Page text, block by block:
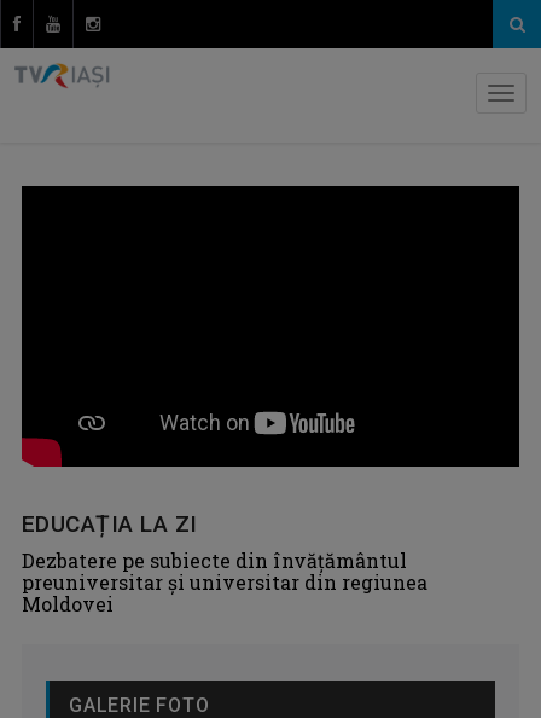
EDUCAȚIA LA ZI
Dezbatere pe subiecte din învățământul
preuniversitar și universitar din regiunea
Moldovei
GALERIE FOTO